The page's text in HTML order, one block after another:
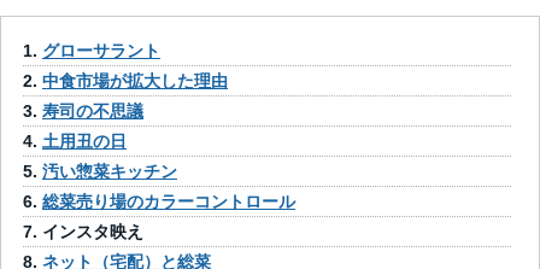
グローサラント
中食市場が拡大した理由
寿司の不思議
土用丑の日
汚い惣菜キッチン
総菜売り場のカラーコントロール
インスタ映え
ネット（宅配）と総菜